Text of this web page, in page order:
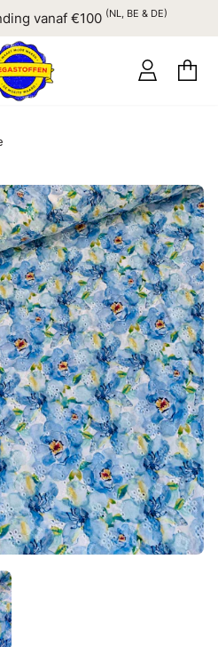
vanaf €100 (NL, BE & DE)